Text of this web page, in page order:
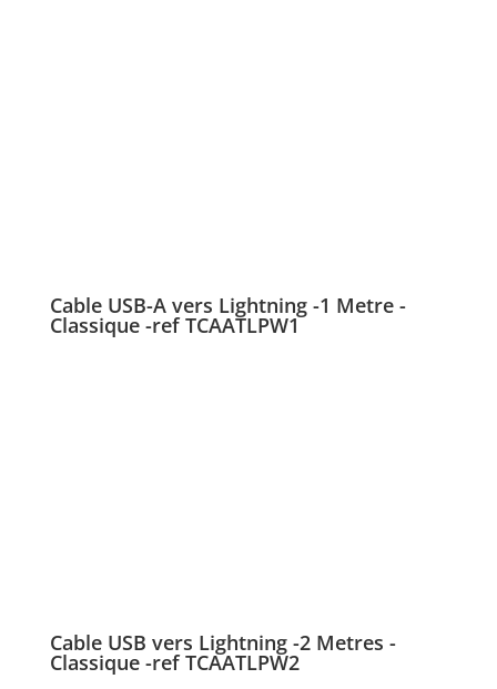
Cable USB-A vers Lightning -1 Metre -
Classique -ref TCAATLPW1
Cable USB vers Lightning -2 Metres -
Classique -ref TCAATLPW2